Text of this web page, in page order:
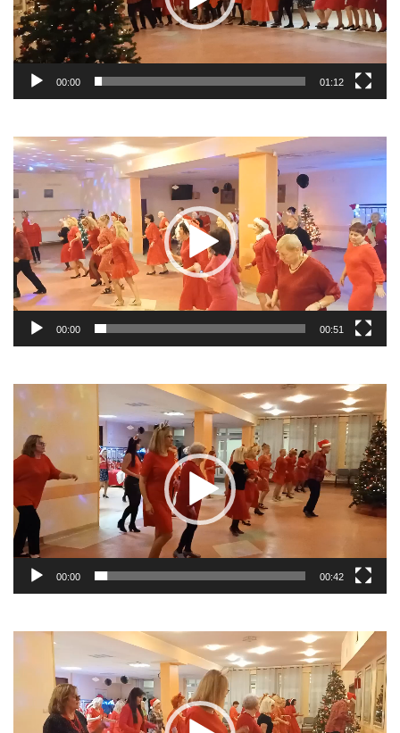
00:00 01:12
Odtwarzacz
video
00:00 00:51
Odtwarzacz
video
00:00 00:42
Odtwarzacz